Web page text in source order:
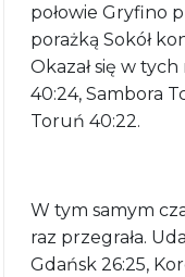
połowie Gryfino
porażką Sokół
Okazał się w
40:24, Sambora
Toruń 40:22.
W tym samym
raz przegrała.
Gdańsk 26:25,